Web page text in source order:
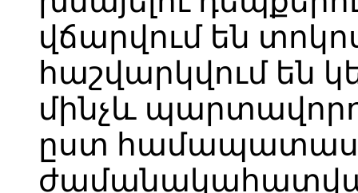
վճարվում են
հաշվարկվում են
մինչև
ըստ